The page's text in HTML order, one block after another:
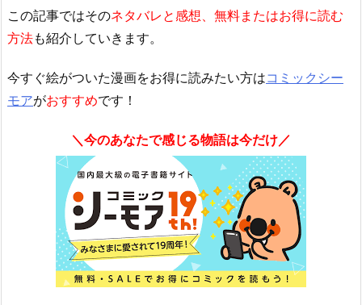
この記事ではそのネタバレと感想、無料またはお得に読む
方法も紹介していきます。
今すぐ絵がついた漫画をお得に読みたい方はコミックシー
モアがおすすめです！
＼今のあなたで感じる物語は今だけ／